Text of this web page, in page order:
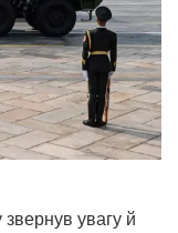
увагу й